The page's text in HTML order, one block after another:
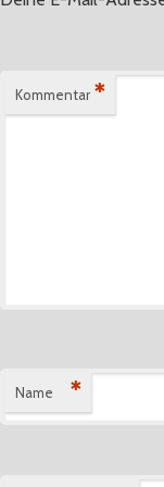
Kommentar *
Name *